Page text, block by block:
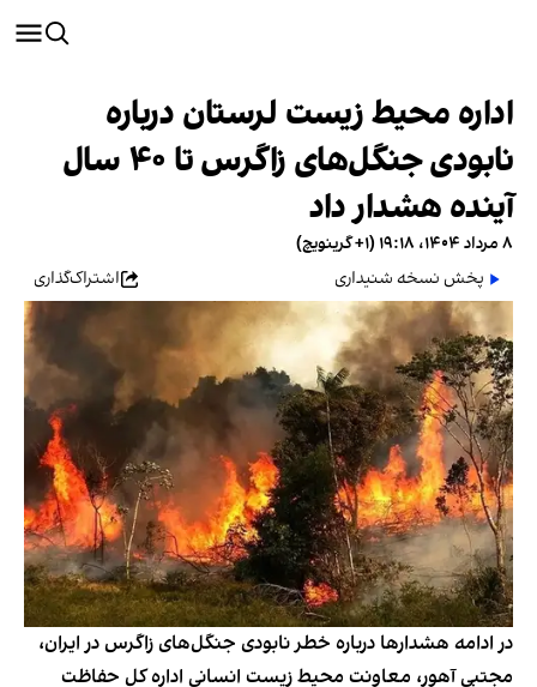
اداره محیط زیست لرستان درباره
نابودی جنگل‌های زاگرس تا ۴۰ سال
آینده هشدار داد
۸ مرداد ۱۴۰۴، ۱۹:۱۸ (‎+۱ گرینویچ)
پخش نسخه شنیداری
اشتراک‌گذاری
در ادامه هشدارها درباره خطر نابودی جنگل‌های زاگرس در ایران،
مجتبی آهور، معاونت محیط زیست انسانی اداره کل حفاظت